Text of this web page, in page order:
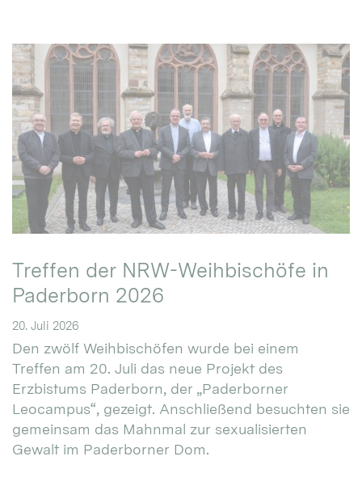
Treffen der NRW-Weihbischöfe in
Paderborn 2026
20. Juli 2026
Den zwölf Weihbischöfen wurde bei einem
Treffen am 20. Juli das neue Projekt des
Erzbistums Paderborn, der „Paderborner
Leocampus“, gezeigt. Anschließend besuchten sie
gemeinsam das Mahnmal zur sexualisierten
Gewalt im Paderborner Dom.